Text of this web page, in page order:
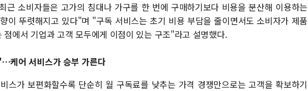
근 소비자들은 고가의 침대나 가구를 한 번에 구매하기보다 비용을 분산해 이용하는
이 뚜렷해지고 있다"며 "구독 서비스는 초기 비용 부담을 줄이면서도 소비자가 제품
점에서 기업과 고객 모두에게 이점이 있는 구조"라고 설명했다.
어 서비스가 승부 가른다
스가 보편화할수록 단순히 월 구독료를 낮추는 가격 경쟁만으로는 고객을 확보하기